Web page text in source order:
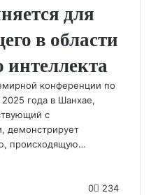
для
в области
интеллекта
конференции по
2025 года в Шанхае,
с
демонстрирует
происходящую…
0 234